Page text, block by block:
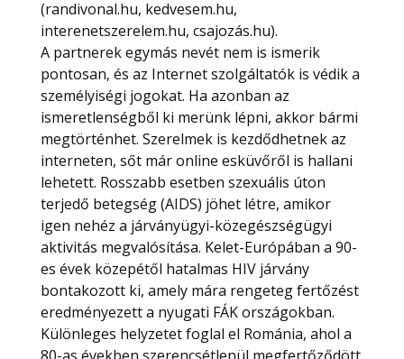
(randivonal.hu, kedvesem.hu,
interenetszerelem.hu, csajozás.hu).
A partnerek egymás nevét nem is ismerik
pontosan, és az Internet szolgáltatók is védik a
személyiségi jogokat. Ha azonban az
ismeretlenségből ki merünk lépni, akkor bármi
megtörténhet. Szerelmek is kezdődhetnek az
interneten, sőt már online esküvőről is hallani
lehetett. Rosszabb esetben szexuális úton
terjedő betegség (AIDS) jöhet létre, amikor
igen nehéz a járványügyi-közegészségügyi
aktivitás megvalósítása. Kelet-Európában a 90-
es évek közepétől hatalmas HIV járvány
bontakozott ki, amely mára rengeteg fertőzést
eredményezett a nyugati FÁK országokban.
Különleges helyzetet foglal el Románia, ahol a